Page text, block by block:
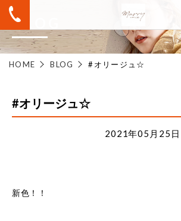
BLOG
HOME BLOG #オリージュ☆
#オリージュ☆
2021年05月25日
新色！！